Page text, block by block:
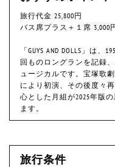
旅行代金 25,800円
バス席プラス＋１席 3,000
「GUYS AND DOLLS」は
回ものロングランを記録
ュージカルです。宝塚歌
により初演、その後度々
心とした月組が2025年版
ます。
旅行条件